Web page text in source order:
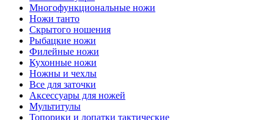
Многофункциональные ножи
Ножи танто
Скрытого ношения
Рыбацкие ножи
Филейные ножи
Кухонные ножи
Ножны и чехлы
Все для заточки
Аксессуары для ножей
Мультитулы
Топорики и лопатки тактические